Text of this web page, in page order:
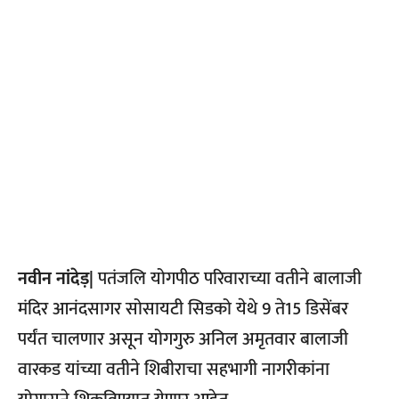
नवीन नांदेड़|पतंजलि योगपीठ परिवाराच्या वतीने बालाजी
मंदिर आनंदसागर सोसायटी सिडको येथे 9 ते15 डिसेंबर
पर्यंत चालणार असून योगगुरु अनिल अमृतवार बालाजी
वारकड यांच्या वतीने शिबीराचा सहभागी नागरीकांना